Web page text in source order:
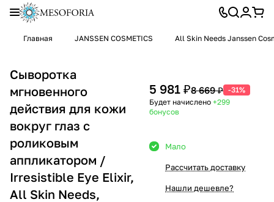
Главная JANSSEN COSMETICS All Skin Needs Janssen
Сыворотка
мгновенного
действия для кожи
вокруг глаз с
роликовым
аппликатором /
Irresistible Eye Elixir,
All Skin Needs,
5 981 ₽8 669 ₽ -31%
Будет начислено +299
бонусов
Мало
Рассчитать доставку
Нашли дешевле?